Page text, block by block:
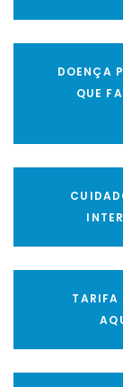
DOENÇA
QUE
TARIFA